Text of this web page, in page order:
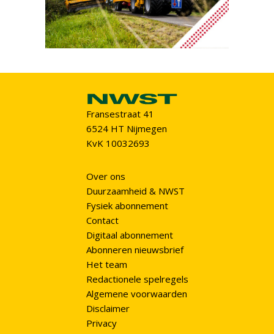
Fransestraat 41
6524 HT Nijmegen
KvK 10032693
Over ons
Duurzaamheid & NWST
Fysiek abonnement
Contact
Digitaal abonnement
Abonneren nieuwsbrief
Het team
Redactionele spelregels
Algemene voorwaarden
Disclaimer
Privacy